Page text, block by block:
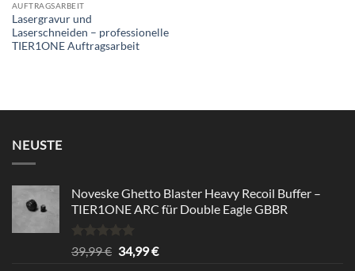
AUFTRAGSARBEIT
Lasergravur und
Laserschneiden – professionelle
TIER1ONE Auftragsarbeit
NEUSTE
Noveske Ghetto Blaster Heavy Recoil Buffer –
TIER1ONE ARC für Double Eagle GBBR
Rated5.00
out of 5
39,99€ Original
34,99€Current